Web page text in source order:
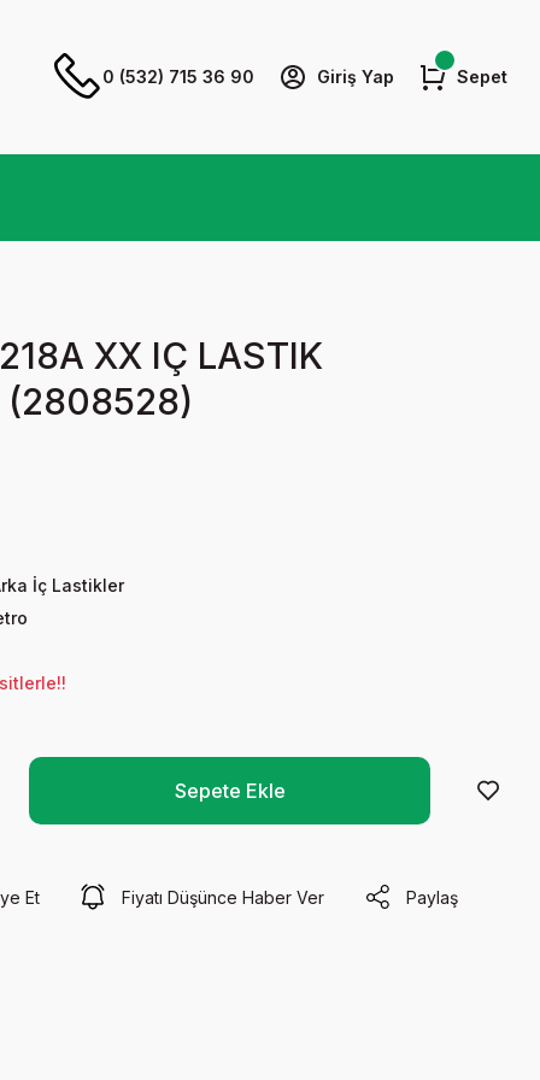
0 (532) 715 36 90 Giriş Yap Sepet
XX IÇ LASTIK
(2808528)
İç Lastikler
Sepete Ekle
Et Fiyatı Düşünce Haber Ver Paylaş